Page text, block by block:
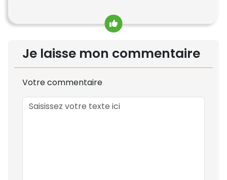
Je laisse mon commentaire
Votre commentaire